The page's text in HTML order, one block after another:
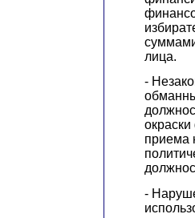
лица.
-
приема
-